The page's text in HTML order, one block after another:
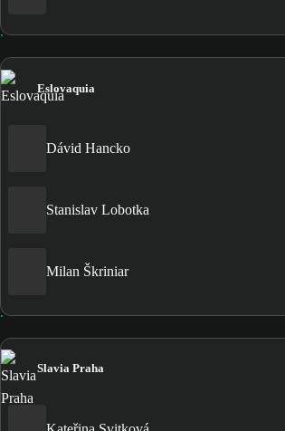
Eslovaquia
Dávid Hancko
Stanislav Lobotka
Milan Škriniar
Slavia Praha